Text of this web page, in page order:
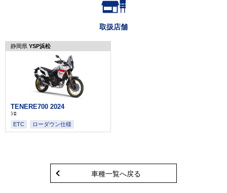
取扱店舗
静岡県 YSP浜松
TENERE700 2024
ｼﾛ
ETC
ローダウン仕様
車種一覧へ戻る